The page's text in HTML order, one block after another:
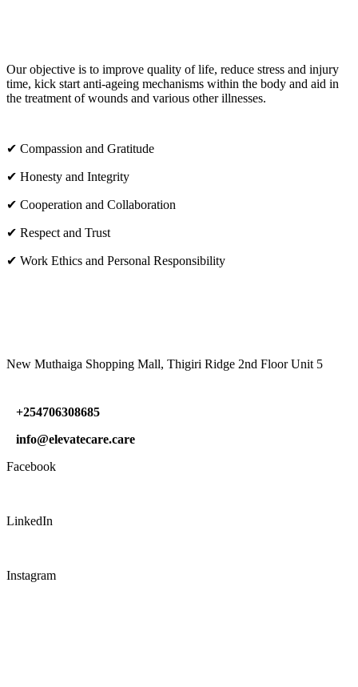
Our objective is to improve quality of life, reduce stress and injury
time, kick start anti-ageing mechanisms within the body and aid in
the treatment of wounds and various other illnesses.
✔ Compassion and Gratitude
✔ Honesty and Integrity
✔ Cooperation and Collaboration
✔ Respect and Trust
✔ Work Ethics and Personal Responsibility
New Muthaiga Shopping Mall, Thigiri Ridge 2nd Floor Unit 5
+254706308685
info@elevatecare.care
Facebook
LinkedIn
Instagram